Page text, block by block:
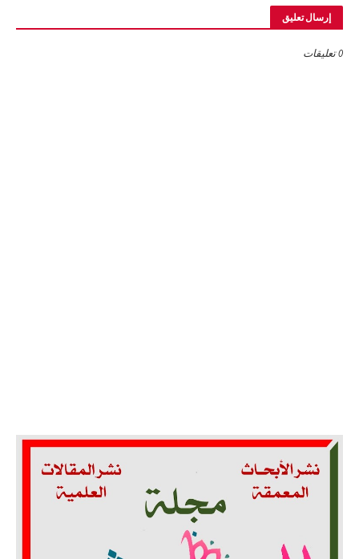
إرسال تعليق
0 تعليقات